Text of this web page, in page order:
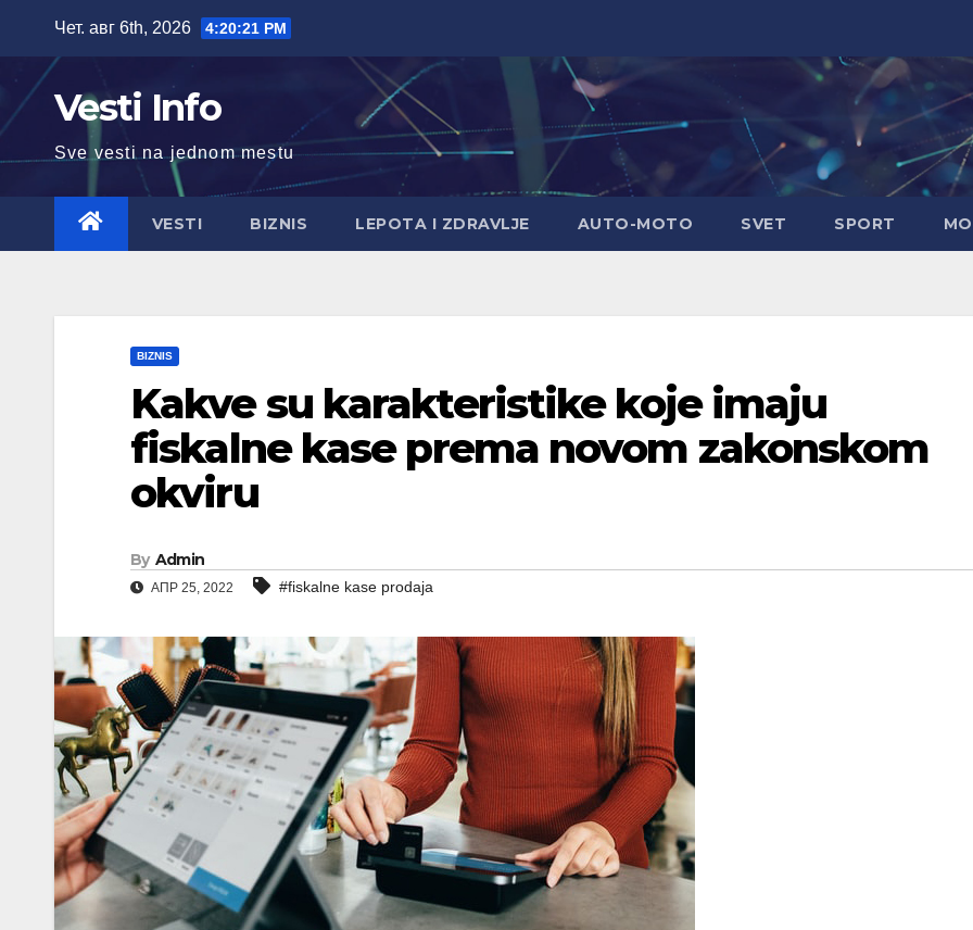
content
Чет. авг 6th, 2026 4:20:22 PM
Vesti Info
Sve vesti na jednom mestu
VESTI BIZNIS LEPOTA I ZDRAVLJE AUTO-MOTO SVET SPORT
BIZNIS
Kakve su karakteristike koje imaju
fiskalne kase prema novom zakonskom
okviru
By Admin
АПР 25, 2022 #fiskalne kase prodaja